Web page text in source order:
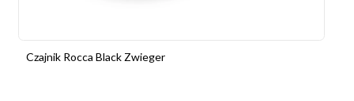
Czajnik Rocca Black Zwieger